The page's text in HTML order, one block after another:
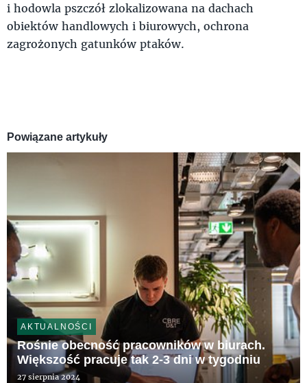
i hodowla pszczół zlokalizowana na dachach
obiektów handlowych i biurowych, ochrona
zagrożonych gatunków ptaków.
Powiązane artykuły
AKTUALNOŚCI
Rośnie obecność pracowników w biurach.
Większość pracuje tak 2-3 dni w tygodniu
27 sierpnia 2024